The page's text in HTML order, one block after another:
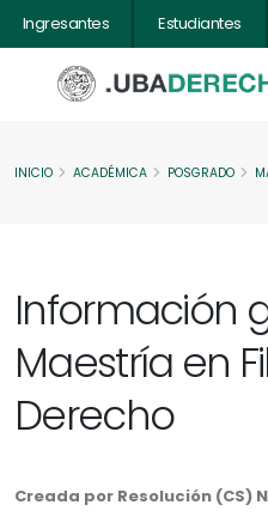
Ingresantes Estudiantes
INICIO ACADÉMICA POSGRADO
Información
Maestría en
Derecho
Creada por Resolución (CS)